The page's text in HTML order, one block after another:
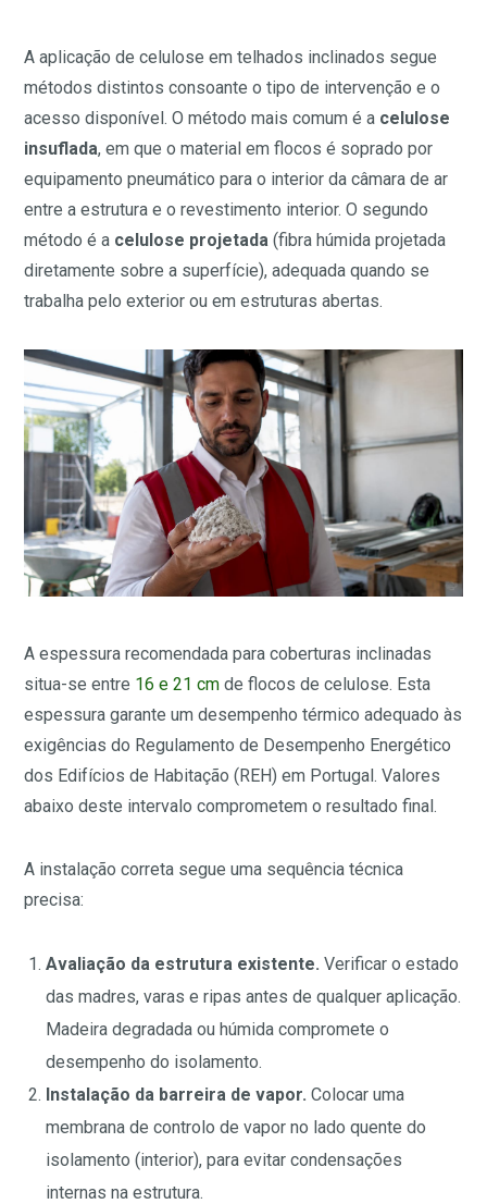
A aplicação de celulose em telhados inclinados segue
métodos distintos consoante o tipo de intervenção e o
acesso disponível. O método mais comum é a celulose
insuflada, em que o material em flocos é soprado por
equipamento pneumático para o interior da câmara de ar
entre a estrutura e o revestimento interior. O segundo
método é a celulose projetada (fibra húmida projetada
diretamente sobre a superfície), adequada quando se
trabalha pelo exterior ou em estruturas abertas.
A espessura recomendada para coberturas inclinadas
situa-se entre 16 e 21 cm de flocos de celulose. Esta
espessura garante um desempenho térmico adequado às
exigências do Regulamento de Desempenho Energético
dos Edifícios de Habitação (REH) em Portugal. Valores
abaixo deste intervalo comprometem o resultado final.
A instalação correta segue uma sequência técnica
precisa:
Avaliação da estrutura existente. Verificar o estado
das madres, varas e ripas antes de qualquer aplicação.
Madeira degradada ou húmida compromete o
desempenho do isolamento.
Instalação da barreira de vapor. Colocar uma
membrana de controlo de vapor no lado quente do
isolamento (interior), para evitar condensações
internas na estrutura.